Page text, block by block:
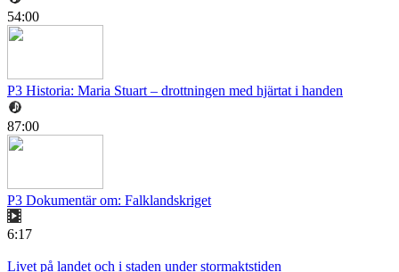
54:00
P3 Historia: Maria Stuart – drottningen med hjärtat i handen
87:00
P3 Dokumentär om: Falklandskriget
6:17
Livet på landet och i staden under stormaktstiden